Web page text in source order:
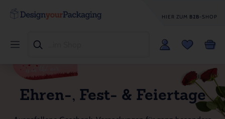
HIER ZUM B2B-SHOP
Ehren-, Fest- & Feiertage